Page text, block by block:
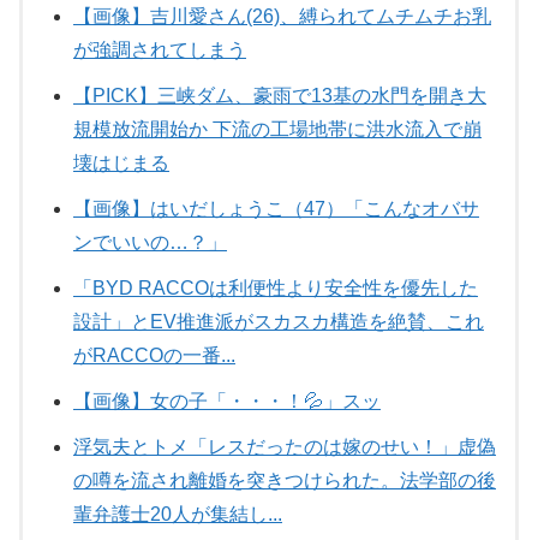
【画像】吉川愛さん(26)、縛られてムチムチお乳
が強調されてしまう
【PICK】三峡ダム、豪雨で13基の水門を開き大
規模放流開始か 下流の工場地帯に洪水流入で崩
壊はじまる
【画像】はいだしょうこ（47）「こんなオバサ
ンでいいの…？」
「BYD RACCOは利便性より安全性を優先した
設計」とEV推進派がスカスカ構造を絶賛、これ
がRACCOの一番...
【画像】女の子「・・・！💦」スッ
浮気夫とトメ「レスだったのは嫁のせい！」虚偽
の噂を流され離婚を突きつけられた。法学部の後
輩弁護士20人が集結し...